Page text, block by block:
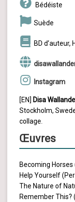
Bédéiste
Suède
BD d’auteur,
Instagram
[EN] Disa
Stockholm,
collage.
Œuvres
Becoming
Help Yourself
The Nature of
Remember This?